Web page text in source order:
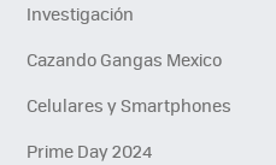
Investigación
Cazando Gangas Mexico
Celulares y Smartphones
Prime Day 2024